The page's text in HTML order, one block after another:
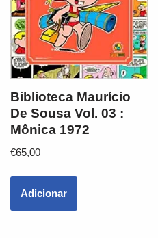
Biblioteca Maurício
De Sousa Vol. 03 :
Mônica 1972
€65,00
Adicionar